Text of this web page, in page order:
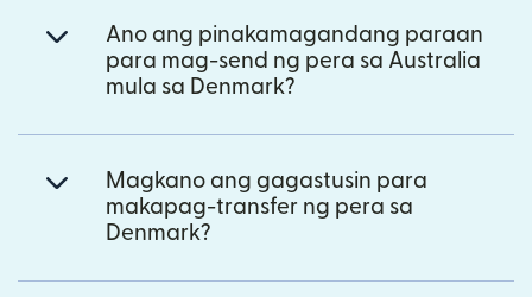
Ano ang pinakamagandang paraan
para mag-send ng pera sa Australia
mula sa Denmark?
Magkano ang gagastusin para
makapag-transfer ng pera sa
Denmark?